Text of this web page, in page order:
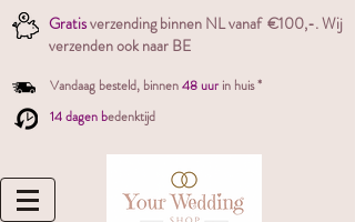
Gratisverzending binnen NL vanaf €100,-. Wij
verzenden ook naar BE
Vandaag besteld, binnen48 uur in huis *
14 dagen bedenktijd